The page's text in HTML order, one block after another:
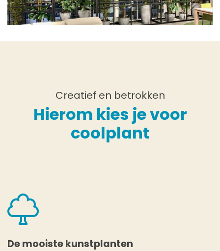
Creatief en betrokken
Hierom kies je voor
coolplant
De mooiste kunstplanten